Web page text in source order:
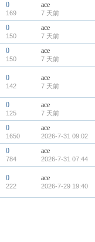
0
169
ace
7 天前
0
150
ace
7 天前
0
150
ace
7 天前
0
142
ace
7 天前
0
125
ace
7 天前
0
1650
ace
2026-7-31 09:02
0
784
ace
2026-7-31 07:44
0
222
ace
2026-7-29 19:40